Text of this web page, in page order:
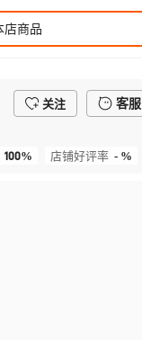
关注 客服
100% 店铺好评率 - %